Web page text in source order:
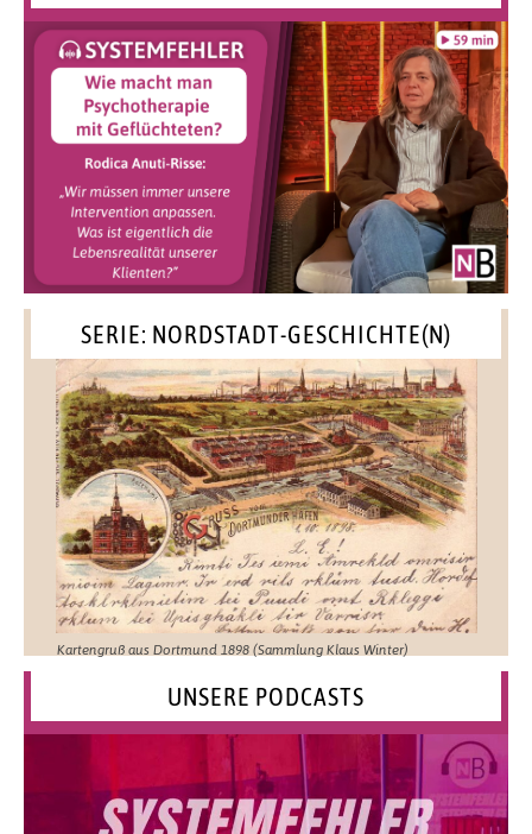
SERIE: NORDSTADT-GESCHICHTE(N)
Kartengruß aus Dortmund 1898 (Sammlung Klaus Winter)
UNSERE PODCASTS